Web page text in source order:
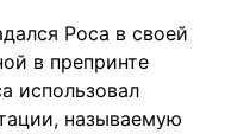
Роса в своей
в препринте
использовал
называемую